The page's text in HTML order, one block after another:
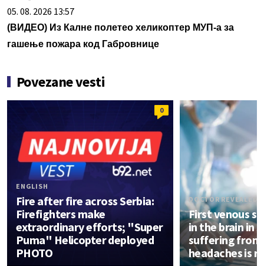
05. 08. 2026 13:57
(ВИДЕО) Из Калне полетео хеликоптер МУП-а за
гашење пожара код Габровнице
Povezane vesti
0
ENGLISH
Fire after fire across Serbia:
Firefighters make
extraordinary efforts; "Super
Puma" Helicopter deployed
PHOTO
DOCTOR REVEALED
First venous
in the brain in
suffering from
headaches is